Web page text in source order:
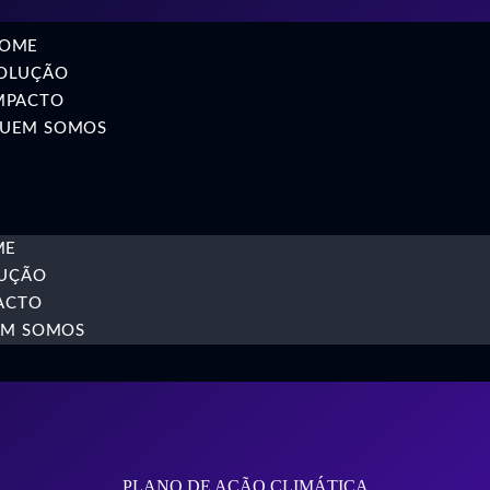
SOMOS
SOMOS